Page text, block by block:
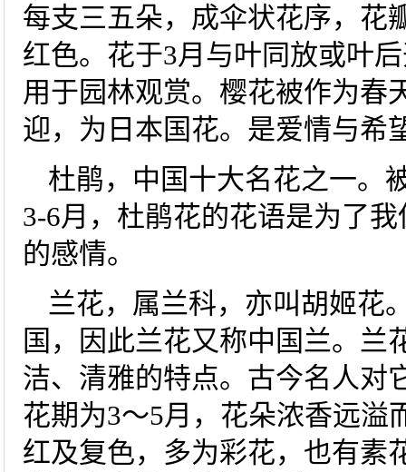
每支三五朵，成伞状花序，花
红色。花于3月与叶同放或叶
用于园林观赏。樱花被作为春
迎，为日本国花。是爱情与希
杜鹃，中国十大名花之一。
3-6月，杜鹃花的花语是为了
的感情。
兰花，属兰科，亦叫胡姬花
国，因此兰花又称中国兰。兰
洁、清雅的特点。古今名人对
花期为3～5月，花朵浓香远溢
红及复色，多为彩花，也有素